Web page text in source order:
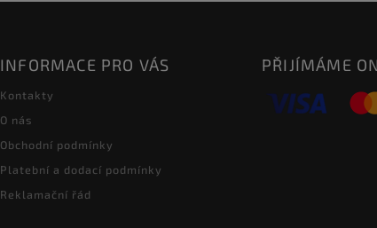
INFORMACE PRO VÁS
Kontakty
O nás
Obchodní podmínky
Platební a dodací podmínky
Reklamační řád
PŘIJÍMÁME